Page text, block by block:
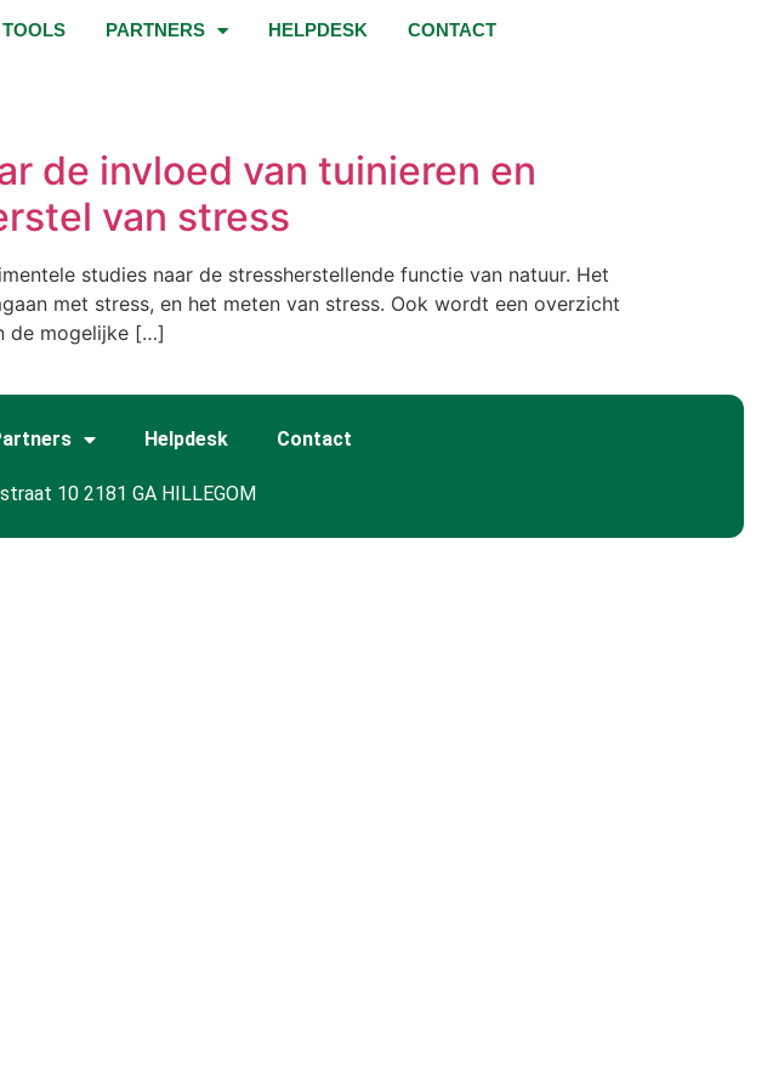
TOOLS PARTNERS HELPDESK CONTACT
de invloed van tuinieren en
van stress
studies naar de stressherstellende functie van natuur. Het
met stress, en het meten van stress. Ook wordt een overzicht
de mogelijke […]
Helpdesk Contact
10 2181 GA HILLEGOM